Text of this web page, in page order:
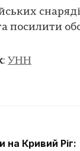
посилити
: УНН
Кривий Ріг: